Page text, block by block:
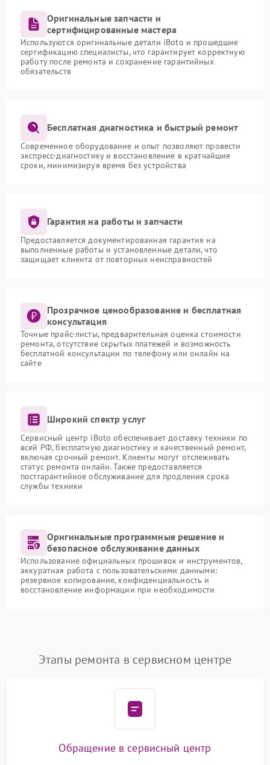
выдача техники владельцу с гарантией.
Четкая последовательность действий сокращает
время пребывания устройства в сервисе и
обеспечивает высокий результат.
Преимущества нашего
Сервисный центр Iboto отличается опытом работы с
данной техникой, наличием необходимого
оборудования и запасных частей. Клиенты ценят
прозрачные условия, оперативность и возможность
получить консультацию по дальнейшему уходу за
телефону +7 (495) 023-73-25 или приезжайте по
адресу ул. Чаянова 18.
Оригинальные запчасти и
сертифицированные мастера
Используются оригинальные детали iBoto и прошедшие
сертификацию специалисты, что гарантирует корректную
работу после ремонта и сохранение гарантийных
обязательств
Бесплатная диагностика и быстрый ремонт
Современное оборудование и опыт позволяют провести
экспресс-диагностику и восстановление в кратчайшие
сроки, минимизируя время без устройства
Гарантия на работы и запчасти
Предоставляется документированная гарантия на
выполненные работы и установленные детали, что
защищает клиента от повторных неисправностей
Прозрачное ценообразование и бесплатная
консультация
Точные прайс-листы, предварительная оценка стоимости
ремонта, отсутствие скрытых платежей и возможность
бесплатной консультации по телефону или онлайн на
сайте
Широкий спектр услуг
Сервисный центр iBoto обеспечивает доставку техники по
всей РФ, бесплатную диагностику и качественный ремонт,
включая срочный ремонт. Клиенты могут отслеживать
статус ремонта онлайн. Также предоставляется
постгарантийное обслуживание для продления срока
службы техники
Оригинальные программные решение и
безопасное обслуживание данных
Использование официальных прошивок и инструментов,
аккуратная работа с пользовательскими данными:
резервное копирование, конфиденциальность и
восстановление информации при необходимости
Этапы ремонта в сервисном центре
Обращение в сервисный центр